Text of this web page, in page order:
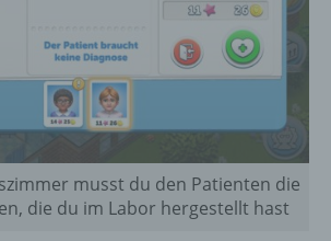
musst du den Patienten die
die du im Labor hergestellt hast